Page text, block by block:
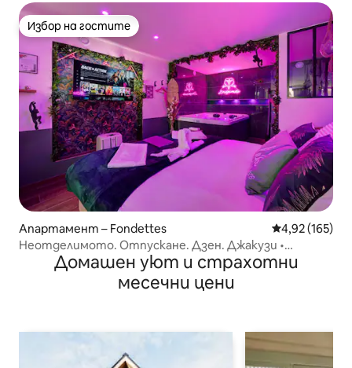
Избор на гостите
Избор на гостите
Апартамент – Fondettes Средна
4,92 (165)
Неотделимото. Отпускане. Дзен. Джакузи •
ПаркингДомашен уют и страхотни
месечни цени